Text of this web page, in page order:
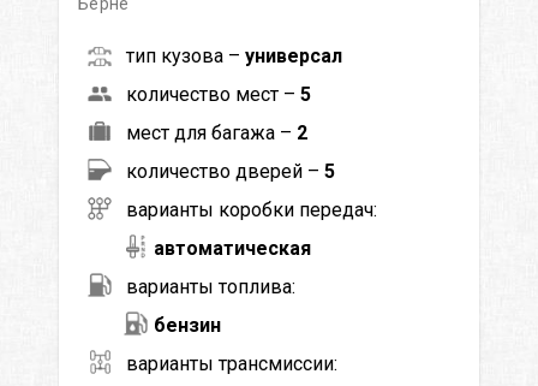
тип кузова – универсал
количество мест – 5
мест для багажа – 2
количество дверей – 5
варианты коробки передач:
автоматическая
варианты топлива:
бензин
варианты трансмиссии: